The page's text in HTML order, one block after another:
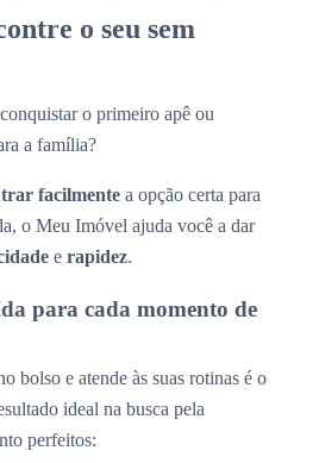
o seu sem
o primeiro apê ou
a família?
facilmente a opção certa para
o Meu Imóvel ajuda você a dar
e rapidez.
para cada momento de
bolso e atende às suas rotinas é o
ideal na busca pela
perfeitos: